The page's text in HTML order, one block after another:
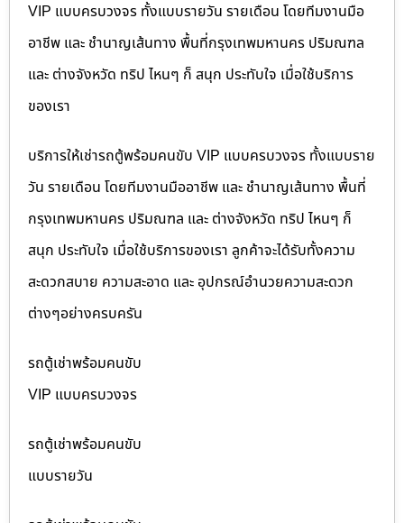
VIP แบบครบวงจร ทั้งแบบรายวัน รายเดือน โดยทีมงานมือ
อาชีพ และ ชำนาญเส้นทาง พื้นที่กรุงเทพมหานคร ปริมณฑล
และ ต่างจังหวัด ทริป ไหนๆ ก็ สนุก ประทับใจ เมื่อใช้บริการ
ของเรา
บริการให้เช่ารถตู้พร้อมคนขับ VIP แบบครบวงจร ทั้งแบบราย
วัน รายเดือน โดยทีมงานมืออาชีพ และ ชำนาญเส้นทาง พื้นที่
กรุงเทพมหานคร ปริมณฑล และ ต่างจังหวัด ทริป ไหนๆ ก็
สนุก ประทับใจ เมื่อใช้บริการของเรา ลูกค้าจะได้รับทั้งความ
สะดวกสบาย ความสะอาด และ อุปกรณ์อำนวยความสะดวก
ต่างๆอย่างครบครัน
รถตู้เช่าพร้อมคนขับ
VIP แบบครบวงจร
รถตู้เช่าพร้อมคนขับ
แบบรายวัน